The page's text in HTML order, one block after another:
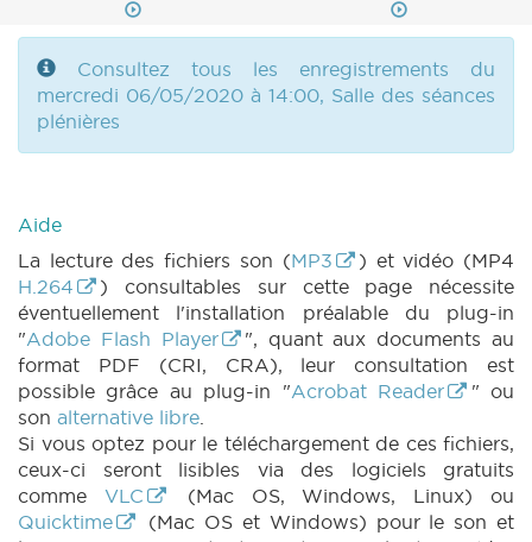
Consultez tous les enregistrements du
mercredi 06/05/2020 à 14:00, Salle des séances
plénières
Aide
La lecture des fichiers son (MP3
) et vidéo (MP4
H.264
) consultables sur cette page nécessite
éventuellement l'installation préalable du plug-in
"Adobe Flash Player
", quant aux documents au
format PDF (CRI, CRA), leur consultation est
possible grâce au plug-in "Acrobat Reader
" ou
son alternative libre.
Si vous optez pour le téléchargement de ces fichiers,
ceux-ci seront lisibles via des logiciels gratuits
comme VLC
(Mac OS, Windows, Linux) ou
Quicktime
(Mac OS et Windows) pour le son et